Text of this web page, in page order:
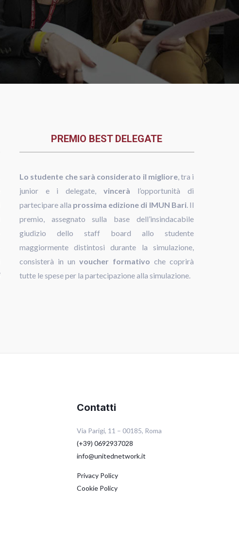
PREMIO BEST DELEGATE
Lo studente che sarà considerato il migliore, tra i
junior e i delegate, vincerà l’opportunità di
partecipare alla prossima edizione di IMUN Bari. Il
premio, assegnato sulla base dell’insindacabile
giudizio dello staff board allo studente
maggiormente distintosi durante la simulazione,
consisterà in un voucher formativo che coprirà
tutte le spese per la partecipazione alla simulazione.
Contatti
Via Parigi, 11 – 00185, Roma
(+39) 0692937028
info@unitednetwork.it
Privacy Policy
Cookie Policy